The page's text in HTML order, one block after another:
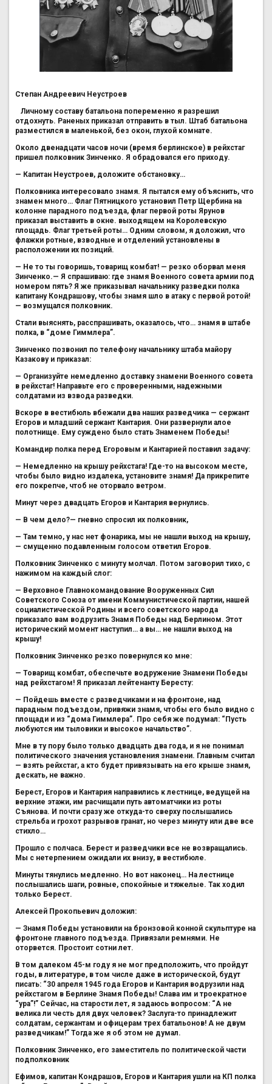
Степан Андреевич Неустроев
Личному составу батальона попеременно я разрешил
отдохнуть. Раненых приказал отправить в тыл. Штаб батальона
разместился в маленькой, без окон, глухой комнате.
Около двенадцати часов ночи (время берлинское) в рейхстаг
пришел полковник Зинченко. Я обрадовался его приходу.
— Капитан Неустроев, доложите обстановку…
Полковника интересовало знамя. Я пытался ему объяснить, что
знамен много… Флаг Пятницкого установил Петр Щербина на
колонне парадного подъезда, флаг первой роты Ярунов
приказал выставить в окне. выходящем на Королевскую
площадь. Флаг третьей роты… Одним словом, я доложил, что
флажки ротные, взводные и отделений установлены в
расположении их позиций.
— Не то ты говоришь, товарищ комбат! — резко оборвал меня
Зинченко.— Я спрашиваю: где знамя Военного совета армии под
номером пять? Я же приказывал начальнику разведки полка
капитану Кондрашову, чтобы знамя шло в атаку с первой ротой!
— возмущался полковник.
Стали выяснять, расспрашивать, оказалось, что… знамя в штабе
полка, в “доме Гиммлера”.
Зинченко позвонил по телефону начальнику штаба майору
Казакову и приказал:
— Организуйте немедленно доставку знамени Военного совета
в рейхстаг! Направьте его с проверенными, надежными
солдатами из взвода разведки.
Вскоре в вестибюль вбежали два наших разведчика — сержант
Егоров и младший сержант Кантария. Они развернули алое
полотнище. Ему суждено было стать Знаменем Победы!
Командир полка перед Егоровым и Кантарией поставил задачу:
— Немедленно на крышу рейхстага! Где-то на высоком месте,
чтобы было видно издалека, установите знамя! Да прикрепите
его покрепче, чтоб не оторвало ветром.
Минут через двадцать Егоров и Кантария вернулись.
— В чем дело?— гневно спросил их полковник,
— Там темно, у нас нет фонарика, мы не нашли выход на крышу,
— смущенно подавленным голосом ответил Егоров.
Полковник Зинченко с минуту молчал. Потом заговорил тихо, с
нажимом на каждый слог:
— Верховное Главнокомандование Вооруженных Сил
Советского Союза от имени Коммунистической партии, нашей
социалистической Родины и всего советского народа
приказало вам водрузить Знамя Победы над Берлином. Этот
исторический момент наступил… а вы… не нашли выход на
крышу!
Полковник Зинченко резко повернулся ко мне:
— Товарищ комбат, обеспечьте водружение Знамени Победы
над рейхстагом! Я приказал лейтенанту Бересту:
— Пойдешь вместе с разведчиками и на фронтоне, над
парадным подъездом, привяжи знамя, чтобы его было видно с
площади и из “дома Гиммлера”. Про себя же подумал: “Пусть
любуются им тыловики и высокое начальство”.
Мне в ту пору было только двадцать два года, и я не понимал
политического значения установления знамени. Главным считал
— взять рейхстаг, а кто будет привязывать на его крыше знамя,
дескать, не важно.
Берест, Егоров и Кантария направились к лестнице, ведущей на
верхние этажи, им расчищали путь автоматчики из роты
Съянова. И почти сразу же откуда-то сверху послышались
стрельба и грохот разрывов гранат, но через минуту или две все
стихло…
Прошло с полчаса. Берест и разведчики все не возвращались.
Мы с нетерпением ожидали их внизу, в вестибюле.
Минуты тянулись медленно. Но вот наконец… На лестнице
послышались шаги, ровные, спокойные и тяжелые. Так ходил
только Берест.
Алексей Прокопьевич доложил:
— Знамя Победы установили на бронзовой конной скульптуре на
фронтоне главного подъезда. Привязали ремнями. Не
оторвется. Простоит сотни лет.
В том далеком 45-м году я не мог предположить, что пройдут
годы, в литературе, в том числе даже в исторической, будут
писать: “30 апреля 1945 года Егоров и Кантария водрузили над
рейхстагом в Берлине Знамя Победы! Слава им и троекратное
“ура”!” Сейчас, на старости лет, я задаюсь вопросом: “А не
велика ли честь для двух человек? Заслуга-то принадлежит
солдатам, сержантам и офицерам трех батальонов! А не двум
разведчикам!” Тогда же я об этом не думал.
Полковник Зинченко, его заместитель по политической части
подполковник
Ефимов, капитан Кондрашов, Егоров и Кантария ушли на КП полка